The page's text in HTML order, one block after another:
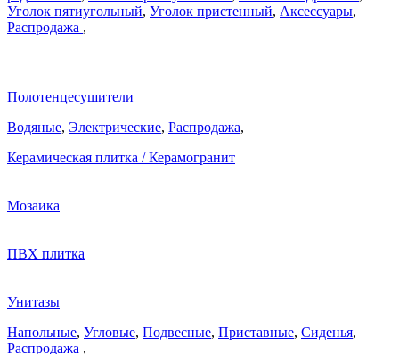
Уголок пятиугольный, Уголок пристенный, Аксессуары,
Распродажа ,
Полотенцесушители
Водяные, Электрические, Распродажа,
Керамическая плитка / Керамогранит
Мозаика
ПВХ плитка
Унитазы
Напольные, Угловые, Подвесные, Приставные, Сиденья,
Распродажа ,